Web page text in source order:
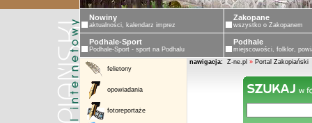
Nowiny
aktualności, kalendarz imprez
Zakopane
wszystko o Zakopanem
Podhale-Sport
Podhale-Sport - sport na Podhalu
Podhale
miejscowości, folklor,
felietony
opowiadania
fotoreportaże
nawigacja: Z-ne.pl » Portal Zakopiański